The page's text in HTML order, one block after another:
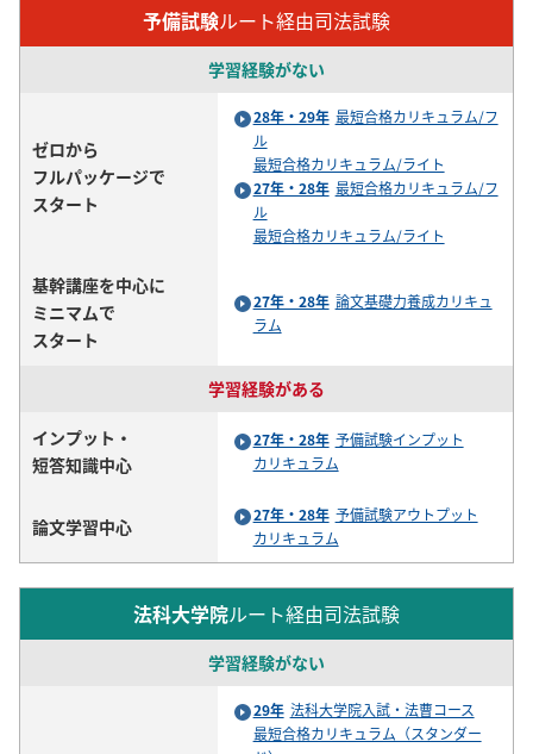
予備試験ルート経由司法試験
学習経験がない
ゼロから
フルパッケージで
スタート
28年・29年 最短合格カリキュラム/フ
ル
最短合格カリキュラム/ライト
27年・28年 最短合格カリキュラム/フ
ル
最短合格カリキュラム/ライト
基幹講座を中心に
ミニマムで
スタート
27年・28年 論文基礎力養成カリキュ
ラム
学習経験がある
インプット・
短答知識中心
27年・28年 予備試験インプット
カリキュラム
論文学習中心 27年・28年 予備試験アウトプット
カリキュラム
法科大学院ルート経由司法試験
学習経験がない
29年 法科大学院入試・法曹コース
最短合格カリキュラム（スタンダー